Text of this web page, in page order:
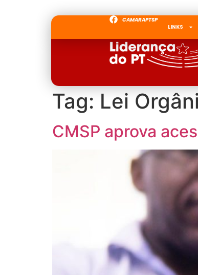
CAMARAPTSP
LINKS
Tag: Lei
CMSP aprova